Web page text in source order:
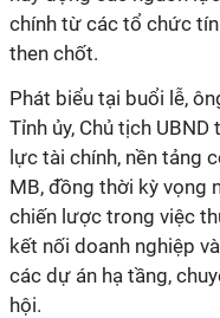
chính từ các tổ chức
then chốt.
Phát biểu tại buổi lễ,
Tỉnh ủy, Chủ tịch
lực tài chính, nền tảng
MB, đồng thời kỳ vọng
chiến lược trong việc
kết nối doanh nghiệp
các dự án hạ tầng,
hội.